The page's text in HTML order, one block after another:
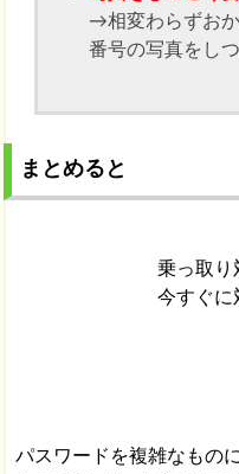
→相変わらずおか
番号の写真をし
まとめると
乗っ取り
今すぐに
パスワードを複雑なものに